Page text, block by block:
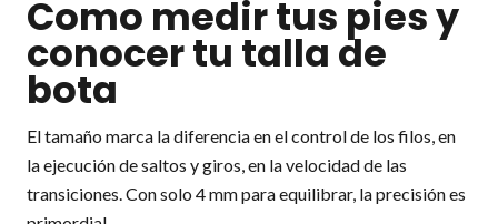
Como medir tus pies y
conocer tu talla de
bota
El tamaño marca la diferencia en el control de los filos, en
la ejecución de saltos y giros, en la velocidad de las
transiciones. Con solo 4 mm para equilibrar, la precisión es